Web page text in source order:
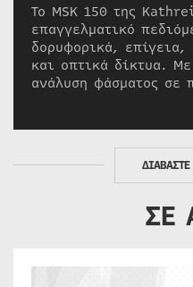
Το MSK 150 της
επαγγελματικό
δορυφορικά,
και οπτικά δίκτυα.
ανάλυση φάσματος σε
ΣΕ